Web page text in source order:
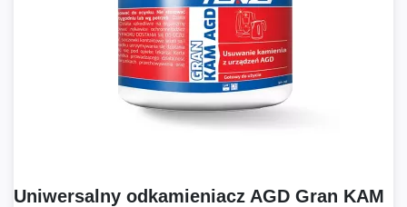
Uniwersalny odkamieniacz AGD Gran KAM